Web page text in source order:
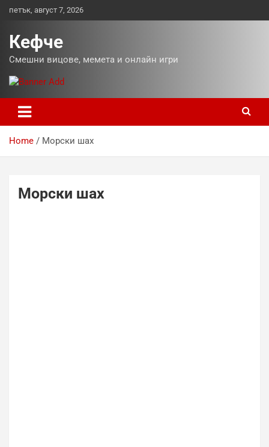
петък, август 7, 2026
Кефче
Смешни вицове, мемета и онлайн игри
Home Морски шах
Морски шах